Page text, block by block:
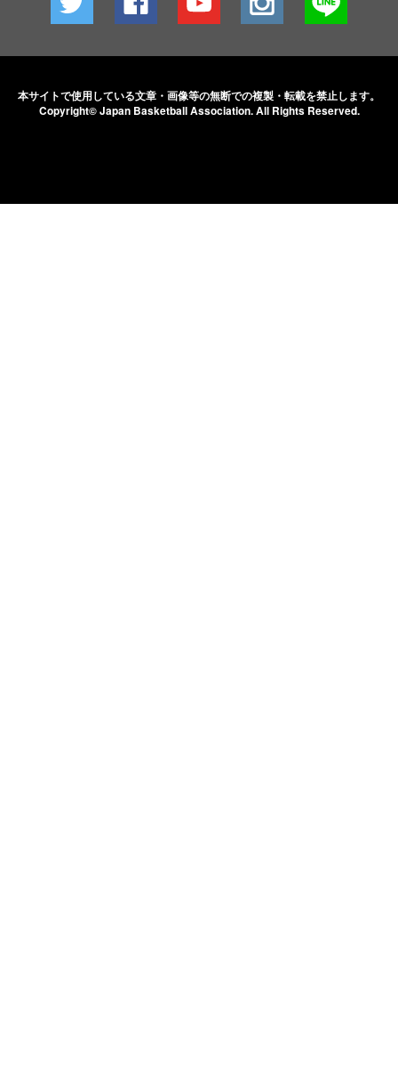
本サイトで使用している文章・画像等の無断での複製・転載を禁止します。
Copyright© Japan Basketball Association.All Rights Reserved.